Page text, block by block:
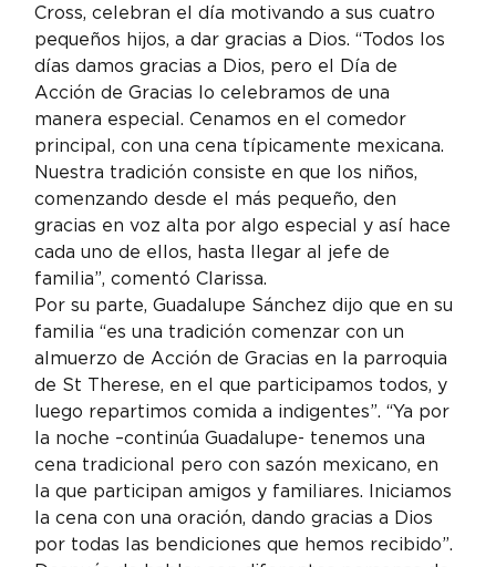
Cross, celebran el día motivando a sus cuatro
pequeños hijos, a dar gracias a Dios. “Todos los
días damos gracias a Dios, pero el Día de
Acción de Gracias lo celebramos de una
manera especial. Cenamos en el comedor
principal, con una cena típicamente mexicana.
Nuestra tradición consiste en que los niños,
comenzando desde el más pequeño, den
gracias en voz alta por algo especial y así hace
cada uno de ellos, hasta llegar al jefe de
familia”, comentó Clarissa.
Por su parte, Guadalupe Sánchez dijo que en su
familia “es una tradición comenzar con un
almuerzo de Acción de Gracias en la parroquia
de St Therese, en el que participamos todos, y
luego repartimos comida a indigentes”. “Ya por
la noche –continúa Guadalupe- tenemos una
cena tradicional pero con sazón mexicano, en
la que participan amigos y familiares. Iniciamos
la cena con una oración, dando gracias a Dios
por todas las bendiciones que hemos recibido”.